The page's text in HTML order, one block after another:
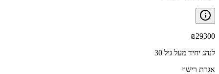
₪29300
לנהג יחיד מעל גיל 30
אגרת רישוי